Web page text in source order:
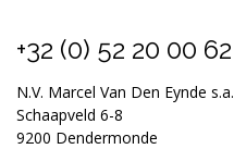
+32 (0) 52 20 00 62
N.V. Marcel Van Den Eynde s.a.
Schaapveld 6-8
9200 Dendermonde